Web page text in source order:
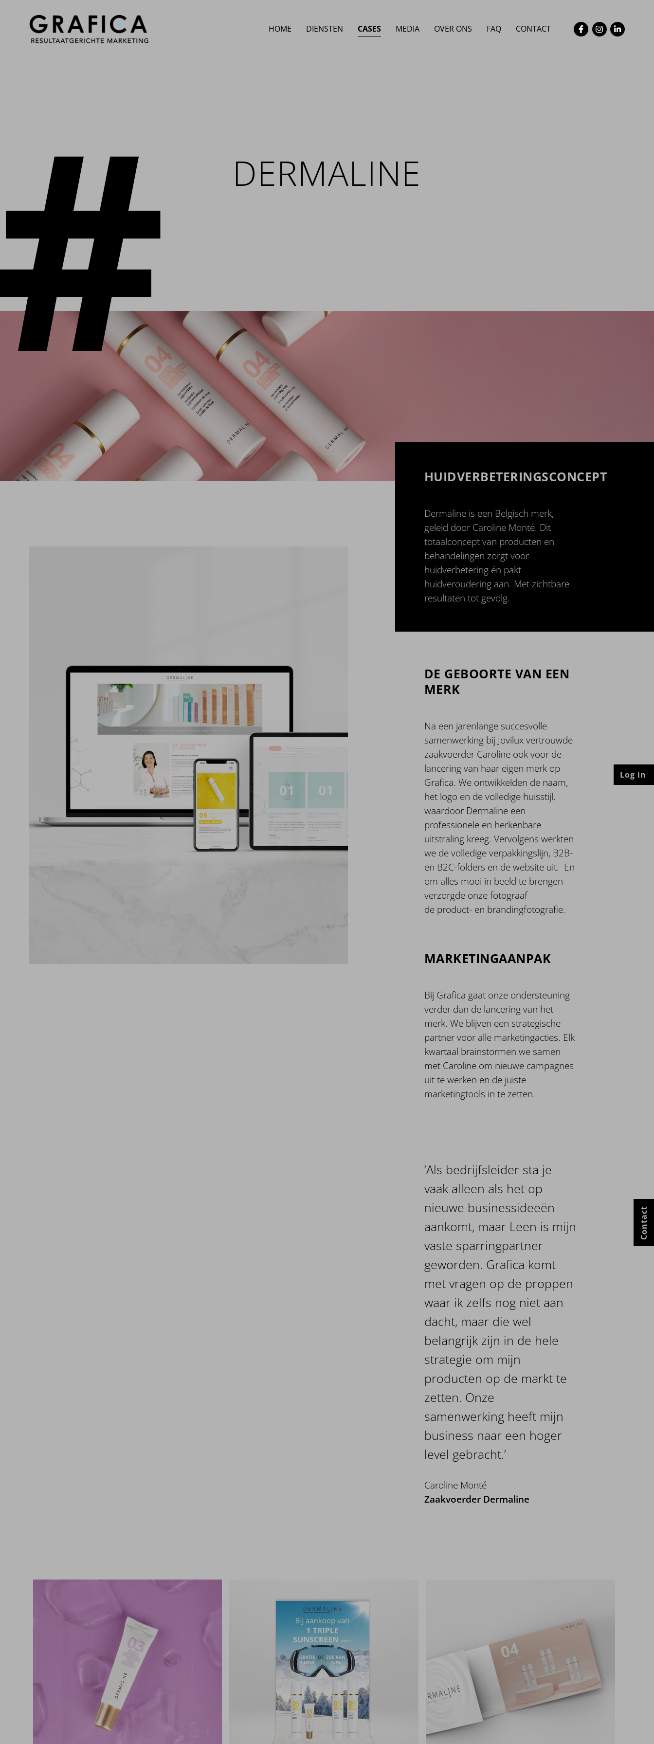
HOME DIENSTEN CASES MEDIA OVER ONS FAQ CONTACT
DERMALINE
HUIDVERBETERINGSCONCEPT
Dermaline is een Belgisch merk,
geleid door Caroline Monté. Dit
totaalconcept van producten en
behandelingen zorgt voor
huidverbetering én pakt
huidveroudering aan. Met zichtbare
resultaten tot gevolg.
DE GEBOORTE VAN EEN
MERK
Na een jarenlange succesvolle
samenwerking bij Jovilux vertrouwde
zaakvoerder Caroline ook voor de
lancering van haar eigen merk op
Grafica. We ontwikkelden de naam,
het logo en de volledige huisstijl,
waardoor Dermaline een
professionele en herkenbare
uitstraling kreeg. Vervolgens werkten
we de volledige verpakkingslijn, B2B-
en B2C-folders en de website uit. En
om alles mooi in beeld te brengen
verzorgde onze fotograaf
de product- en brandingfotografie.
MARKETINGAANPAK
Bij Grafica gaat onze ondersteuning
verder dan de lancering van het
merk. We blijven een strategische
partner voor alle marketingacties. Elk
kwartaal brainstormen we samen
met Caroline om nieuwe campagnes
uit te werken en de juiste
marketingtools in te zetten.
‘Als bedrijfsleider sta je
vaak alleen als het op
nieuwe businessideeën
aankomt, maar Leen is mijn
vaste sparringpartner
geworden. Grafica komt
met vragen op de proppen
waar ik zelfs nog niet aan
dacht, maar die wel
belangrijk zijn in de hele
strategie om mijn
producten op de markt te
zetten. Onze
samenwerking heeft mijn
business naar een hoger
level gebracht.’
Caroline Monté
Zaakvoerder Dermaline
Contact
Log in